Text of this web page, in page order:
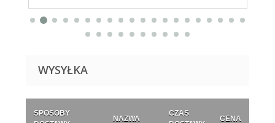
WYSYŁKA
SPOSOBY
NAZWA
CZAS
CENA